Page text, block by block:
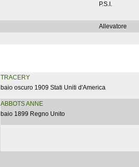
P.S.I.
Allevatore
TRACERY
baio oscuro 1909 Stati Uniti d'America
ABBOTS ANNE
baio 1899 Regno Unito